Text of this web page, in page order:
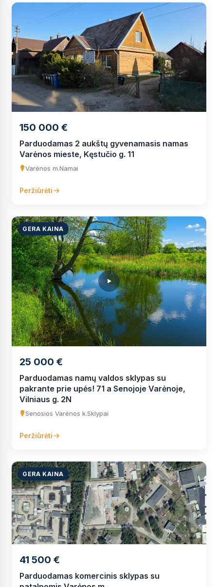
150 000 €
Parduodamas 2 aukštų gyvenamasis namas
Varėnos mieste, Kęstučio g. 11
Varėnos m.Namai
Peržiūrėti
GERA KAINA
25 000 €
Parduodamas namų valdos sklypas su
pakrante prie upės! 71 a Senojoje Varėnoje,
Vilniaus g. 2N
Senosios Varėnos k.Sklypai
Peržiūrėti
GERA KAINA
41 500 €
Parduodamas komercinis sklypas su